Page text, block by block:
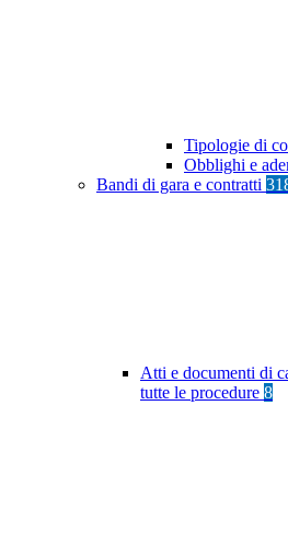
Tipologie di
Obblighi e
Bandi di gara e contratti
Atti e documenti di
tutte le procedure 8